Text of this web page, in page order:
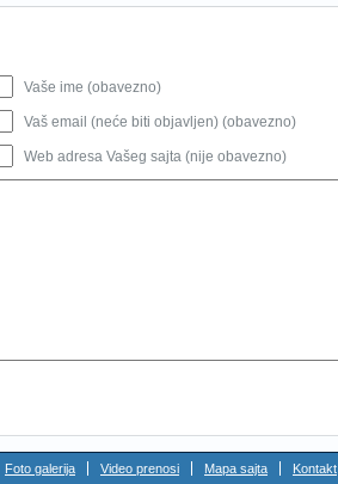
Vaše ime (obavezno)
Vaš email (neće biti objavljen) (obavezno)
Web adresa Vašeg sajta (nije obavezno)
Foto galerija Video prenosi Mapa sajta Kontakt